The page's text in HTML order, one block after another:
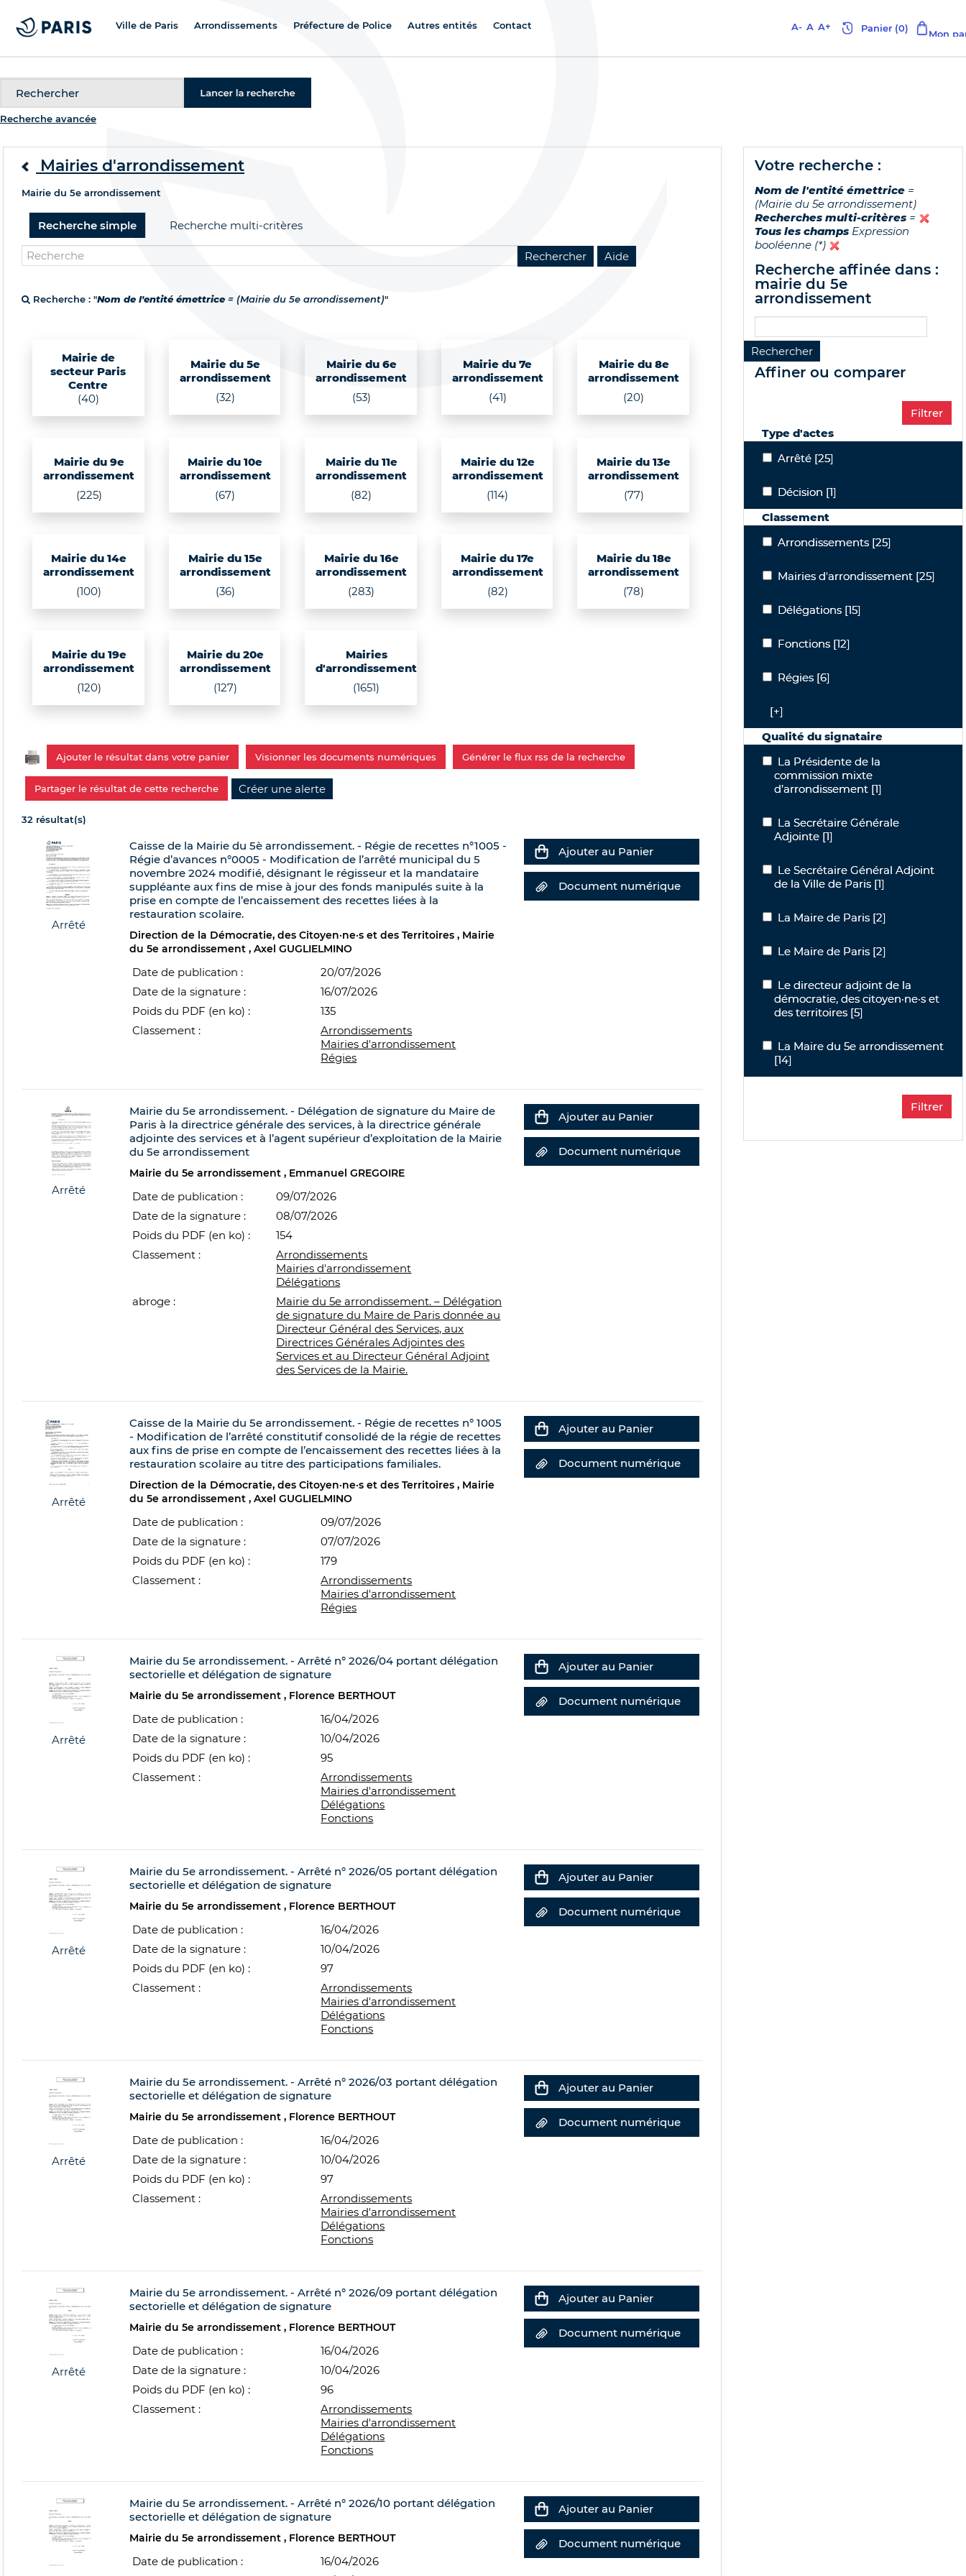
Ville de Paris Arrondissements Préfecture de Police Autres entités Contact A- A A+
Recherche avancée
Mairies d'arrondissement
Mairie du 5e arrondissement
Recherche simple Recherche multi-critères
Recherche : "Nom de l'entité émettrice = (Mairie du 5e arrondissement)"
Mairie de
secteur Paris
Centre
(40)
Mairie du 5e
arrondissement
(32)
Mairie du 6e
arrondissement
(53)
Mairie du 7e
arrondissement
(41)
Mairie du 8e
arrondissement
(20)
Mairie du 9e
arrondissement
(225)
Mairie du 10e
arrondissement
(67)
Mairie du 11e
arrondissement
(82)
Mairie du 12e
arrondissement
(114)
Mairie du 13e
arrondissement
(77)
Mairie du 14e
arrondissement
(100)
Mairie du 15e
arrondissement
(36)
Mairie du 16e
arrondissement
(283)
Mairie du 17e
arrondissement
(82)
Mairie du 18e
arrondissement
(78)
Mairie du 19e
arrondissement
(120)
Mairie du 20e
arrondissement
(127)
Mairies
d'arrondissement
(1651)
Ajouter le résultat dans votre panier Visionner les documents numériques Générer le flux rss de la recherche
Partager le résultat de cette recherche
32 résultat(s)
Arrêté
Caisse de la Mairie du 5è arrondissement. - Régie de recettes n°1005 -
Régie d’avances n°0005 - Modification de l’arrêté municipal du 5
novembre 2024 modifié, désignant le régisseur et la mandataire
suppléante aux fins de mise à jour des fonds manipulés suite à la
prise en compte de l’encaissement des recettes liées à la
restauration scolaire.
Direction de la Démocratie, des Citoyen·ne·s et des Territoires
Mairie
du 5e arrondissement
Axel GUGLIELMINO
Date de publication :
20/07/2026
Date de la signature :
16/07/2026
Poids du PDF (en ko) :
135
Classement :
Arrondissements
Mairies d'arrondissement
Régies
Ajouter au Panier
Document numérique
Arrêté
Mairie du 5e arrondissement. - Délégation de signature du Maire de
Paris à la directrice générale des services, à la directrice générale
adjointe des services et à l’agent supérieur d’exploitation de la Mairie
du 5e arrondissement
Mairie du 5e arrondissement Emmanuel GREGOIRE
Date de publication :
09/07/2026
Date de la signature :
08/07/2026
Poids du PDF (en ko) :
154
Classement :
Arrondissements
Mairies d'arrondissement
Délégations
abroge :
Mairie du 5e arrondissement. – Délégation
de signature du Maire de Paris donnée au
Directeur Général des Services, aux
Directrices Générales Adjointes des
Services et au Directeur Général Adjoint
des Services de la Mairie.
Ajouter au Panier
Document numérique
Arrêté
Caisse de la Mairie du 5e arrondissement. - Régie de recettes n° 1005
- Modification de l’arrêté constitutif consolidé de la régie de recettes
aux fins de prise en compte de l’encaissement des recettes liées à la
restauration scolaire au titre des participations familiales.
Direction de la Démocratie, des Citoyen·ne·s et des Territoires
Mairie
du 5e arrondissement
Axel GUGLIELMINO
Date de publication :
09/07/2026
Date de la signature :
07/07/2026
Poids du PDF (en ko) :
179
Classement :
Arrondissements
Mairies d'arrondissement
Régies
Ajouter au Panier
Document numérique
Arrêté
Mairie du 5e arrondissement. - Arrêté n° 2026/04 portant délégation
sectorielle et délégation de signature
Mairie du 5e arrondissement Florence BERTHOUT
Date de publication :
16/04/2026
Date de la signature :
10/04/2026
Poids du PDF (en ko) :
95
Classement :
Arrondissements
Mairies d'arrondissement
Délégations
Fonctions
Ajouter au Panier
Document numérique
Arrêté
Mairie du 5e arrondissement. - Arrêté n° 2026/05 portant délégation
sectorielle et délégation de signature
Mairie du 5e arrondissement Florence BERTHOUT
Date de publication :
16/04/2026
Date de la signature :
10/04/2026
Poids du PDF (en ko) :
97
Classement :
Arrondissements
Mairies d'arrondissement
Délégations
Fonctions
Ajouter au Panier
Document numérique
Arrêté
Mairie du 5e arrondissement. - Arrêté n° 2026/03 portant délégation
sectorielle et délégation de signature
Mairie du 5e arrondissement Florence BERTHOUT
Date de publication :
16/04/2026
Date de la signature :
10/04/2026
Poids du PDF (en ko) :
97
Classement :
Arrondissements
Mairies d'arrondissement
Délégations
Fonctions
Ajouter au Panier
Document numérique
Arrêté
Mairie du 5e arrondissement. - Arrêté n° 2026/09 portant délégation
sectorielle et délégation de signature
Mairie du 5e arrondissement Florence BERTHOUT
Date de publication :
16/04/2026
Date de la signature :
10/04/2026
Poids du PDF (en ko) :
96
Classement :
Arrondissements
Mairies d'arrondissement
Délégations
Fonctions
Ajouter au Panier
Document numérique
Mairie du 5e arrondissement. - Arrêté n° 2026/10 portant délégation
sectorielle et délégation de signature
Mairie du 5e arrondissement Florence BERTHOUT
Date de publication :
16/04/2026
Ajouter au Panier
Document numérique
votre recherche :
Nom de l'entité émettrice =
(Mairie du 5e arrondissement)
Recherches multi-critères =
Tous les champs Expression
booléenne (*)
recherche affinée dans :
mairie du 5e
arrondissement
affiner ou comparer
Type d'actes
Arrêté
Arrêté [25]
Décision
Décision [1]
Classement
Arrondissements
Arrondissements [25]
Mairies d'arrondissement
Mairies d'arrondissement [25]
Délégations
Délégations [15]
Fonctions
Fonctions [12]
Régies
Régies [6]
[+]
Qualité du signataire
La Présidente de la commission
La Présidente de la
commission mixte
d’arrondissement [1]
La Secrétaire Générale Adjointe
La Secrétaire Générale
Adjointe [1]
Le Secrétaire Général Adjoint de la
Le Secrétaire Général Adjoint
de la Ville de Paris [1]
La Maire de Paris
La Maire de Paris [2]
Le Maire de Paris
Le Maire de Paris [2]
Le directeur adjoint de la démocratie,
Le directeur adjoint de la
démocratie, des citoyen·ne·s et
des territoires [5]
La Maire du 5e arrondissement
La Maire du 5e arrondissement
[14]